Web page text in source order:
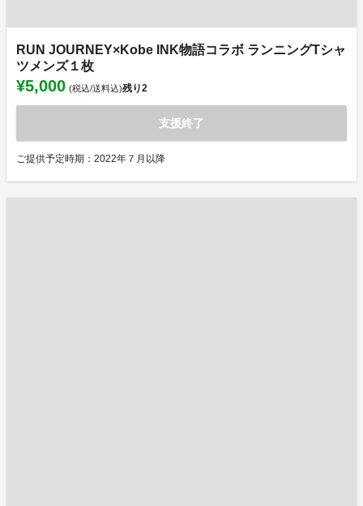
RUN JOURNEY×Kobe INK物語コラボ ランニングTシャ
ツメンズ１枚
¥5,000 (税込/送料込)残り2
支援終了
ご提供予定時期：2022年７月以降